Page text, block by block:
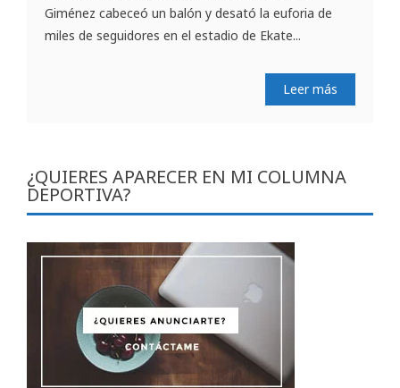
Giménez cabeceó un balón y desató la euforia de
miles de seguidores en el estadio de Ekate...
Leer más
¿QUIERES APARECER EN MI COLUMNA
DEPORTIVA?